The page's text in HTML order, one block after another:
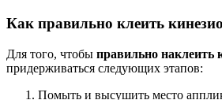
Как правильно клеить
Для того, чтобы правильно наклеить
придерживаться следующих этапов:
Помыть и высушить место